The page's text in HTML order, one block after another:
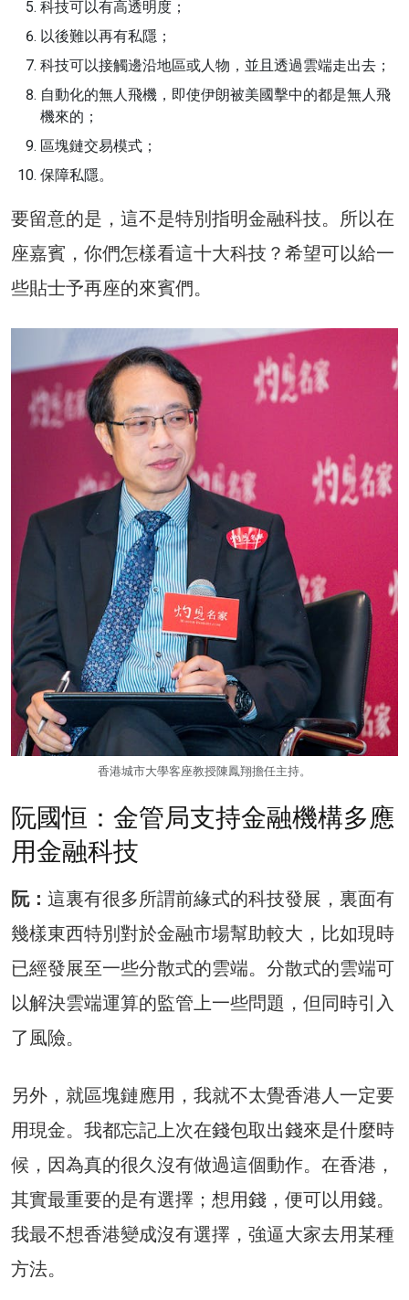
科技可以有高透明度；
以後難以再有私隱；
科技可以接觸邊沿地區或人物，並且透過雲端走出去；
自動化的無人飛機，即使伊朗被美國擊中的都是無人飛
機來的；
區塊鏈交易模式；
保障私隱。
要留意的是，這不是特別指明金融科技。所以在
座嘉賓，你們怎樣看這十大科技？希望可以給一
些貼士予再座的來賓們。
香港城市大學客座教授陳鳳翔擔任主持。
阮國恒：金管局支持金融機構多應
用金融科技
阮： 這裏有很多所謂前緣式的科技發展，裏面有
幾樣東西特別對於金融市場幫助較大，比如現時
已經發展至一些分散式的雲端。分散式的雲端可
以解決雲端運算的監管上一些問題，但同時引入
了風險。
另外，就區塊鏈應用，我就不太覺香港人一定要
用現金。我都忘記上次在錢包取出錢來是什麼時
候，因為真的很久沒有做過這個動作。在香港，
其實最重要的是有選擇；想用錢，便可以用錢。
我最不想香港變成沒有選擇，強逼大家去用某種
方法。